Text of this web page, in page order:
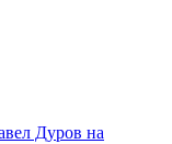
Дуров на